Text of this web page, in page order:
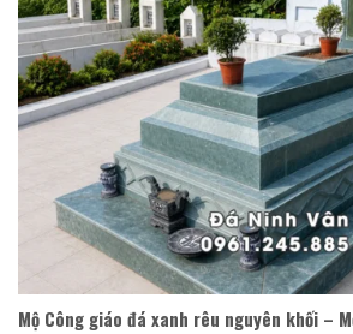
Mộ Công giáo đá xanh rêu nguyên khối –